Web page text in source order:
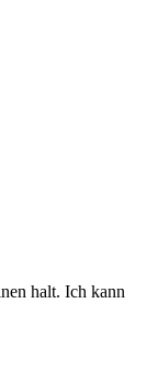
halt. Ich kann